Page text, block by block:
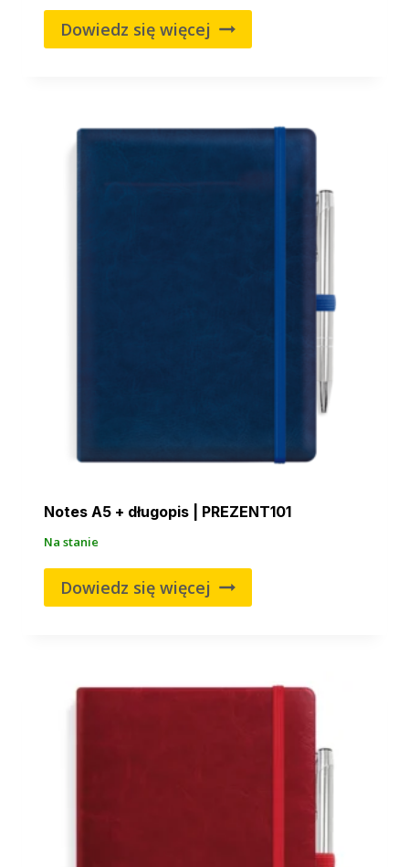
Dowiedz się więcej
Notes A5 + długopis | PREZENT101
Na stanie
Dowiedz się więcej